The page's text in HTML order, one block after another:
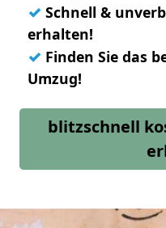
✓ Schnell &
erhalten!
✓ Finden Sie das
Umzug!
blitzschnell